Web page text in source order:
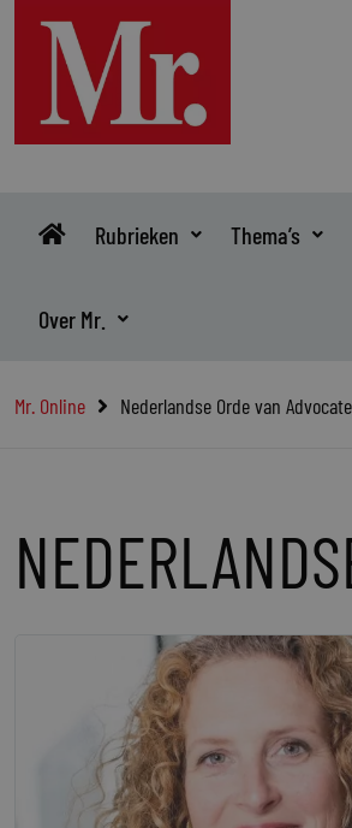
inhoud
Rubrieken Thema’s
Over Mr.
Mr. Online Nederlandse Orde van